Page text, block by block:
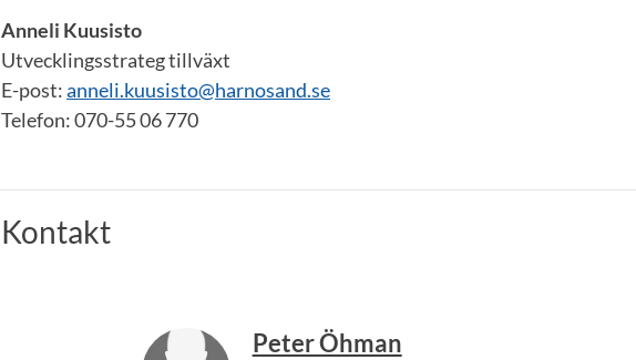
Anneli Kuusisto
Utvecklingsstrateg tillväxt
E-post:anneli.kuusisto@harnosand.se
Telefon: 070-55 06 770
Kontakt
Peter Öhman